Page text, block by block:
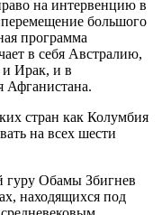
на интервенцию в
большого
программа
в себя Австралию,
Ирак, и в
Афганистана.
стран как Колумбия
на всех шести
гуру Обамы Збигнев
находящихся под